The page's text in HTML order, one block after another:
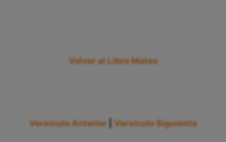
Volver al Libro Mateo
Versículo Anterior Versículo Siguiente